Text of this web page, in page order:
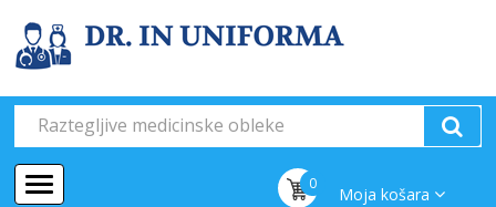
0
Moja košara